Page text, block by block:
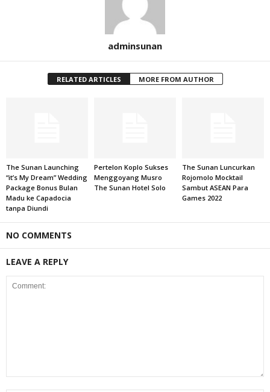
adminsunan
RELATED ARTICLES MORE FROM AUTHOR
The Sunan Launching
“it’s My Dream” Wedding
Package Bonus Bulan
Madu ke Capadocia
tanpa Diundi
Pertelon Koplo Sukses
Menggoyang Musro
The Sunan Hotel Solo
The Sunan Luncurkan
Rojomolo Mocktail
Sambut ASEAN Para
Games 2022
NO COMMENTS
LEAVE A REPLY